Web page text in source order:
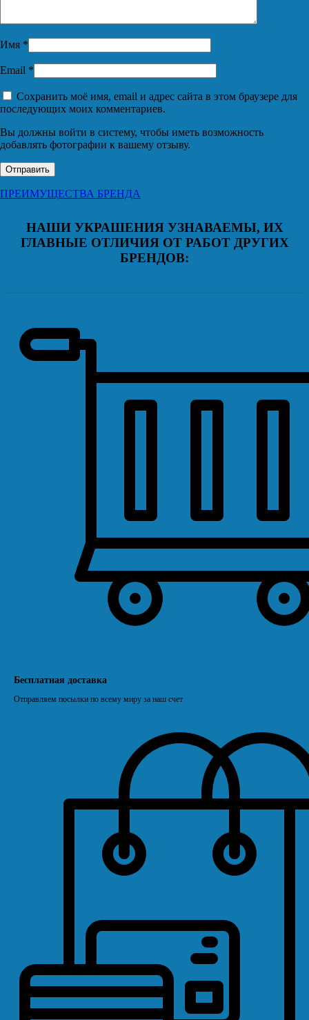
Имя *
Email *
Сохранить моё имя, email и адрес сайта в этом браузере для
последующих моих комментариев.
Вы должны войти в систему, чтобы иметь возможность
добавлять фотографии к вашему отзыву.
ПРЕИМУЩЕСТВА БРЕНДА
НАШИ УКРАШЕНИЯ УЗНАВАЕМЫ, ИХ
ГЛАВНЫЕ ОТЛИЧИЯ ОТ РАБОТ ДРУГИХ
БРЕНДОВ:
Бесплатная доставка
Отправляем посылки по всему миру за наш счет